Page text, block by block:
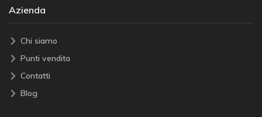
Azienda
Chi siamo
Punti vendita
Contatti
Blog